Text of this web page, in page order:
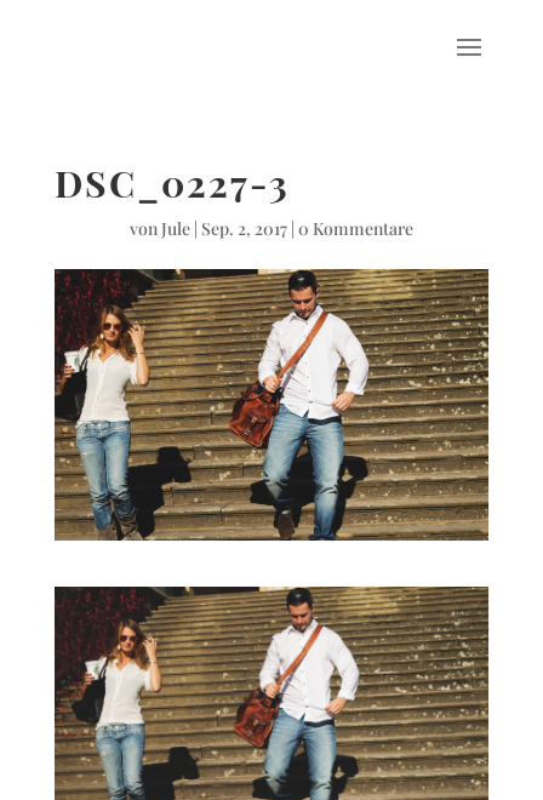
DSC_0227-3
vonJule| Sep. 2, 2017| 0 Kommentare